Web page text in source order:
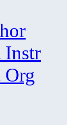
Instr
Org